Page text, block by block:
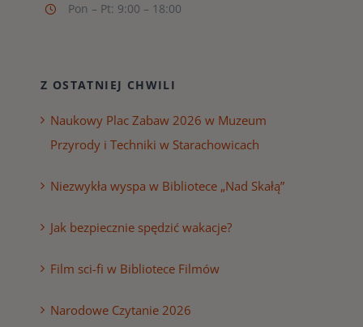
Pon – Pt: 9:00 – 18:00
Z OSTATNIEJ CHWILI
Naukowy Plac Zabaw 2026 w Muzeum
Przyrody i Techniki w Starachowicach
Niezwykła wyspa w Bibliotece „Nad Skałą”
Jak bezpiecznie spędzić wakacje?
Film sci-fi w Bibliotece Filmów
Narodowe Czytanie 2026